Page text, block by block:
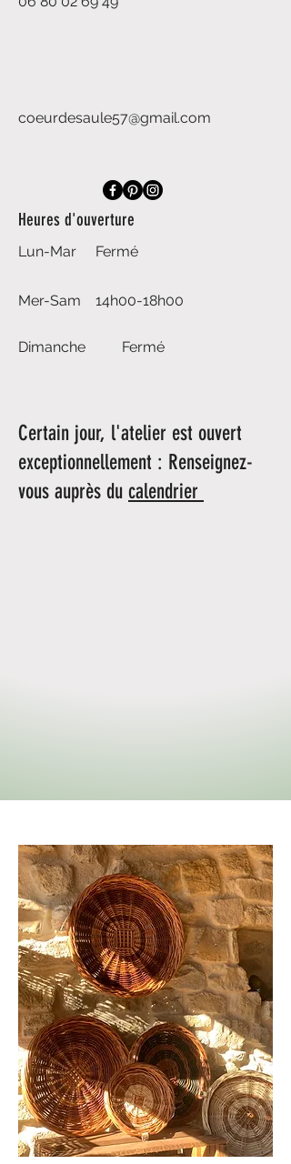
coeurdesaule57@gmail.com
Heures d'ouverture
Lun-Mar Fermé
Mer-Sam 14h00-18h00
Dimanche Fermé
Certain jour, l'atelier est ouvert
exceptionnellement : Renseignez-
vous auprès du calendrier